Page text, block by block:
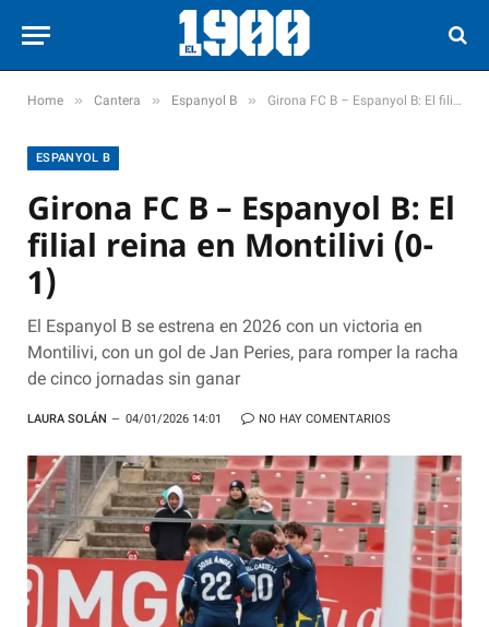
Home » Cantera » Espanyol B » Girona FC B – Espanyol B: El filial reina en Montilivi (0-1)
ESPANYOL B
Girona FC B – Espanyol B: El
filial reina en Montilivi (0-
1)
El Espanyol B se estrena en 2026 con un victoria en
Montilivi, con un gol de Jan Peries, para romper la racha
de cinco jornadas sin ganar
LAURA SOLÁN 04/01/2026 14:01 NO HAY COMENTARIOS